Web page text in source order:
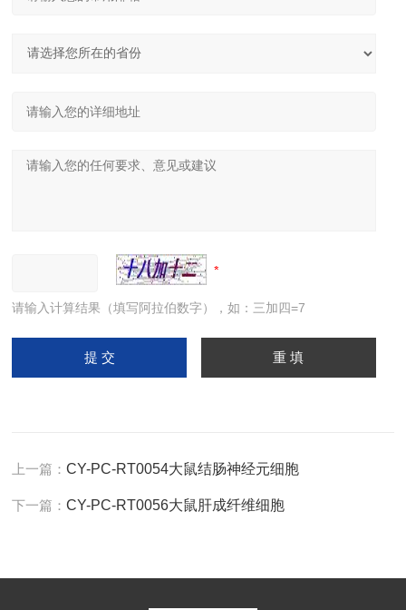
请输入计算结果（填写阿拉伯数字），如：三加四=7
上一篇：CY-PC-RT0054大鼠结肠神经元细胞
下一篇：CY-PC-RT0056大鼠肝成纤维细胞